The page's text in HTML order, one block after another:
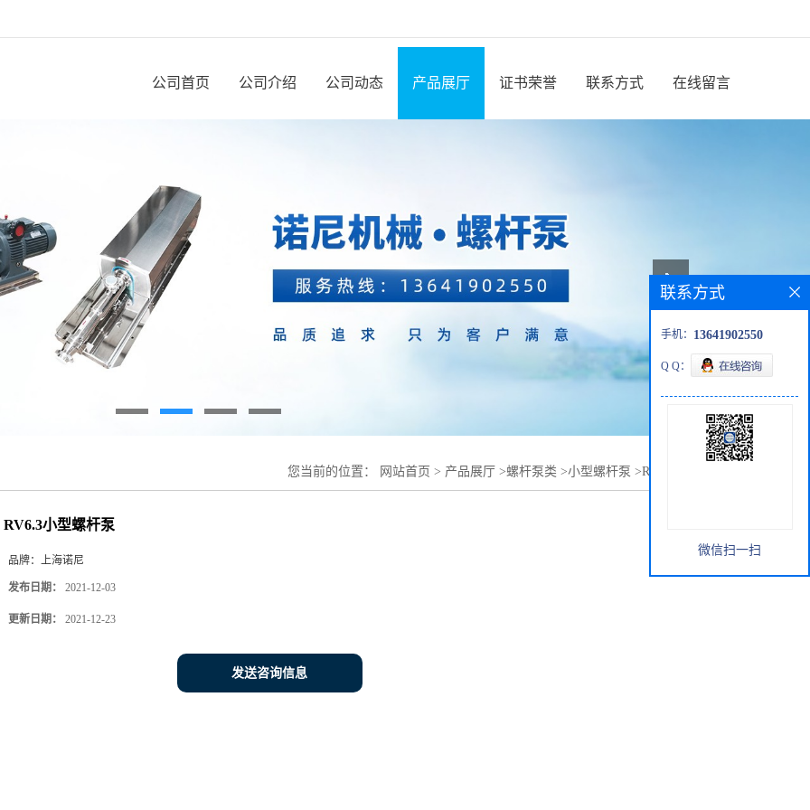
公司首页 公司介绍 公司动态 产品展厅 证书荣誉 联系方式 在线留言
您当前的位置： 网站首页 > 产品展厅 >螺杆泵类 >小型螺杆泵 >RV6.3小型螺杆泵
RV6.3小型螺杆泵
品牌： 上海诺尼
发布日期： 2021-12-03
更新日期： 2021-12-23
发送咨询信息
联系方式
手机： 13641902550
Q Q：
微信扫一扫